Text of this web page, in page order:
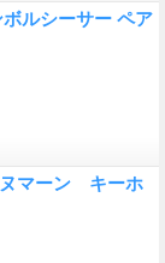
ルシーサー ペア
ヌマーン キーホ